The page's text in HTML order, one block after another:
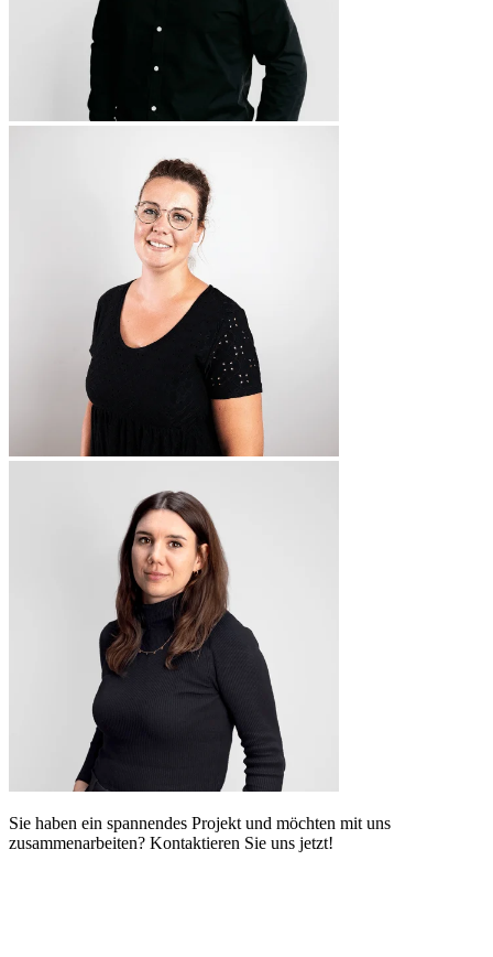
Sie haben ein spannendes Projekt und möchten mit uns
zusammenarbeiten? Kontaktieren Sie uns jetzt!